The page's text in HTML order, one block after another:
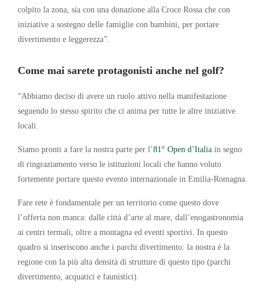
colpito la zona, sia con una donazione alla Croce Rossa che con
iniziative a sostegno delle famiglie con bambini, per portare
divertimento e leggerezza”.
Come mai sarete protagonisti anche nel golf?
“Abbiamo deciso di avere un ruolo attivo nella manifestazione
seguendo lo stesso spirito che ci anima per tutte le altre iniziative
locali.
Siamo pronti a fare la nostra parte per l’81° Open d’Italia in segno
di ringraziamento verso le istituzioni locali che hanno voluto
fortemente portare questo evento internazionale in Emilia-Romagna.
Fare rete è fondamentale per un territorio come questo dove
l’offerta non manca: dalle città d’arte al mare, dall’enogastronomia
ai centri termali, oltre a montagna ed eventi sportivi. In questo
quadro si inseriscono anche i parchi divertimento: la nostra è la
regione con la più alta densità di strutture di questo tipo (parchi
divertimento, acquatici e faunistici).